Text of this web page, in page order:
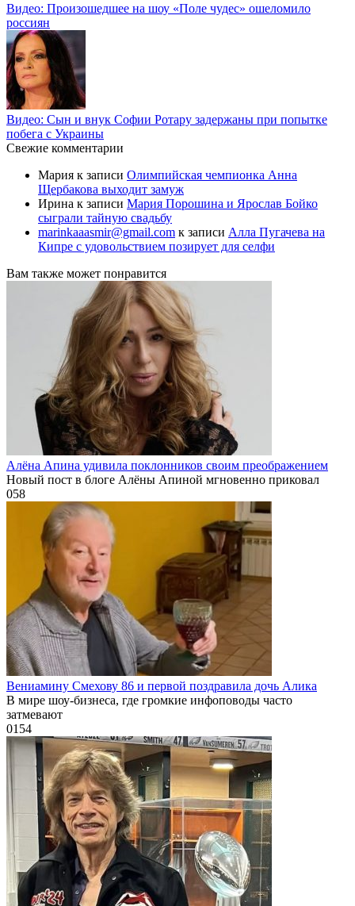
Видео: Произошедшее на шоу «Поле чудес» ошеломило
россиян
Видео: Сын и внук Софии Ротару задержаны при попытке
побега с Украины
Свежие комментарии
Мария к записи Олимпийская чемпионка Анна
Щербакова выходит замуж
Ирина к записи Мария Порошина и Ярослав Бойко
сыграли тайную свадьбу
marinkaaasmir@gmail.com к записи Алла Пугачева на
Кипре с удовольствием позирует для селфи
Вам также может понравится
Алёна Апина удивила поклонников своим преображением
Новый пост в блоге Алёны Апиной мгновенно приковал
058
Вениамину Смехову 86 и первой поздравила дочь Алика
В мире шоу-бизнеса, где громкие инфоповоды часто
затмевают
0154